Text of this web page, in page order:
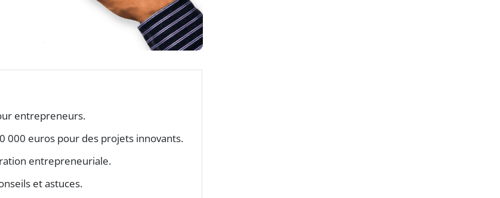
entrepreneurs.
000 euros pour des projets innovants.
entrepreneuriale.
et astuces.